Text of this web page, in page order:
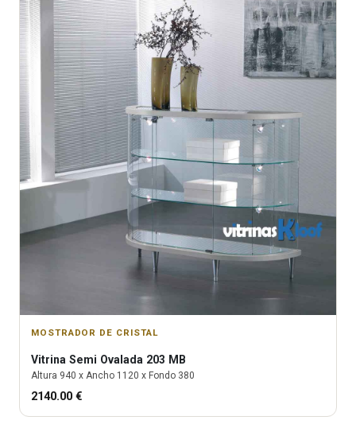
MOSTRADOR DE CRISTAL
Vitrina Semi Ovalada 203 MB
Altura 940 x Ancho 1120 x Fondo 380
2140.00 €